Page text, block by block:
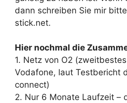
dann schreiben Sie mir
stick.net.
Hier nochmal die
1. Netz von O2
Vodafone, laut Testbericht
connect)
2. Nur 6 Monate Laufzeit –